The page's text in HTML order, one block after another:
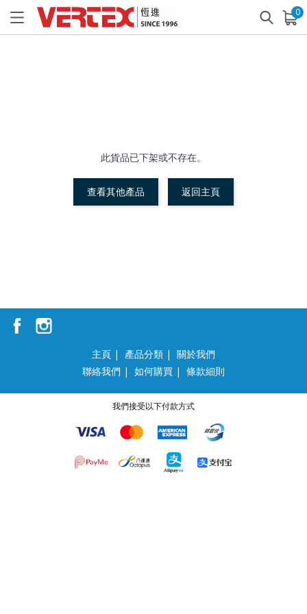
0
已加入購物車 查看
此貨品已下架或不存在。
查看其他產品 返回主頁
主頁 | 產品分類 | 關於我們
聯絡我們 | 如何購買 | 條款細則
我們接受以下付款方式